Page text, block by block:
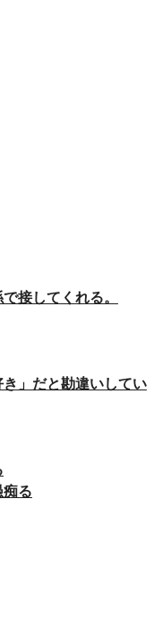
接してくれる。
」だと勘違いしてい
痴る